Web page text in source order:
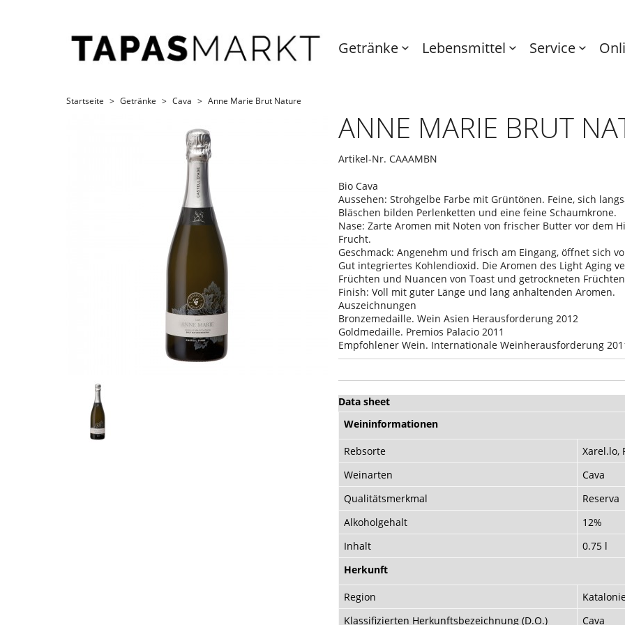
Getränke Lebensmittel Service
Startseite Getränke Cava Anne Marie Brut Nature
ANNE MARIE BRUT
Artikel-Nr. CAAAMBN
Bio Cava
Aussehen: Strohgelbe Farbe mit Grüntönen. Feine, sich
Bläschen bilden Perlenketten und eine feine Schaumkrone.
Nase: Zarte Aromen mit Noten von frischer Butter vor dem
Frucht.
Geschmack: Angenehm und frisch am Eingang, öffnet sich
Gut integriertes Kohlendioxid. Die Aromen des Light Aging
Früchten und Nuancen von Toast und getrockneten
Finish: Voll mit guter Länge und lang anhaltenden Aromen.
Auszeichnungen
Bronzemedaille. Wein Asien Herausforderung 2012
Goldmedaille. Premios Palacio 2011
Empfohlener Wein. Internationale Weinherausforderung
Data sheet
Weininformationen
Rebsorte
Xarel.lo,
Weinarten
Cava
Qualitätsmerkmal
Reserva
Alkoholgehalt
12%
Inhalt
0.75 l
Herkunft
Region
Klassifizierten Herkunftsbezeichnung (D.O.)
Cava